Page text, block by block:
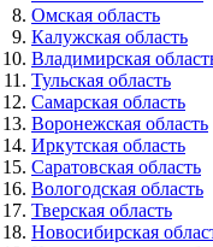
Омская область
Калужская область
Владимирская
Тульская область
Самарская область
Воронежская область
Иркутская область
Саратовская область
Вологодская область
Тверская область
Новосибирская